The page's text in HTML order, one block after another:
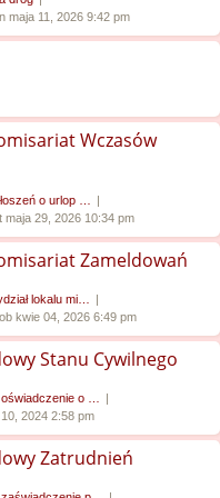
maja 11, 2026 9:42 pm
Wczasów
o urlop …
maja 29, 2026 10:34 pm
Zameldowań
lokalu mi…
kwie 04, 2026 6:49 pm
Stanu Cywilnego
o …
10, 2024 2:58 pm
Zatrudnień